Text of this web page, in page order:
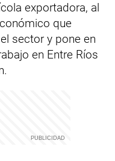
exportadora, al
que
sector y pone en
en Entre Ríos